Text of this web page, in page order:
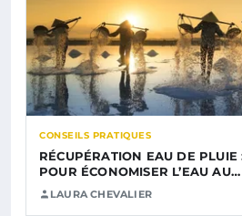
CONSEILS PRATIQUES
RÉCUPÉRATION EAU DE PLUIE
POUR ÉCONOMISER L’EAU AU…
LAURA CHEVALIER